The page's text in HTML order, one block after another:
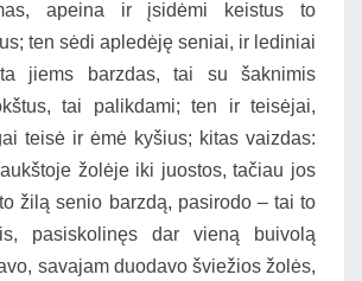
apeina ir įsidėmi keistus to
ten sėdi apledėję seniai, ir lediniai
jiems barzdas, tai su šaknimis
tai palikdami; ten ir teisėjai,
teisė ir ėmė kyšius; kitas vaizdas:
žolėje iki juostos, tačiau jos
žilą senio barzdą, pasirodo – tai to
pasiskolinęs dar vieną buivolą
savajam duodavo šviežios žolės,